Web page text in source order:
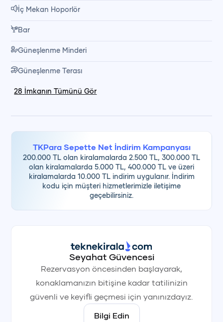
İç Mekan Hoporlör
Bar
Güneşlenme Minderi
Güneşlenme Terası
28 İmkanın Tümünü Gör
TKPara Sepette Net İndirim Kampanyası
200.000 TL olan kiralamalarda 2.500 TL, 300.000 TL
olan kiralamalarda 5.000 TL, 400.000 TL ve üzeri
kiralamalarda 10.000 TL indirim uygulanır. İndirim
kodu için müşteri hizmetlerimizle iletişime
geçebilirsiniz.
Seyahat Güvencesi
Rezervasyon öncesinden başlayarak,
konaklamanızın bitişine kadar tatilinizin
güvenli ve keyifli geçmesi için yanınızdayız.
Bilgi Edin